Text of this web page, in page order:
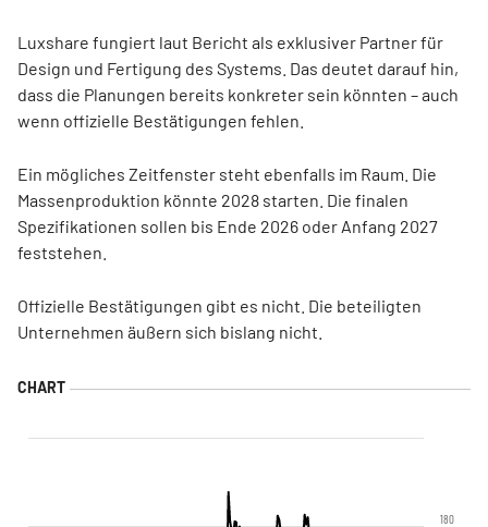
Luxshare fungiert laut Bericht als exklusiver Partner für
Design und Fertigung des Systems. Das deutet darauf hin,
dass die Planungen bereits konkreter sein könnten – auch
wenn offizielle Bestätigungen fehlen.
Ein mögliches Zeitfenster steht ebenfalls im Raum. Die
Massenproduktion könnte 2028 starten. Die finalen
Spezifikationen sollen bis Ende 2026 oder Anfang 2027
feststehen.
Offizielle Bestätigungen gibt es nicht. Die beteiligten
Unternehmen äußern sich bislang nicht.
180